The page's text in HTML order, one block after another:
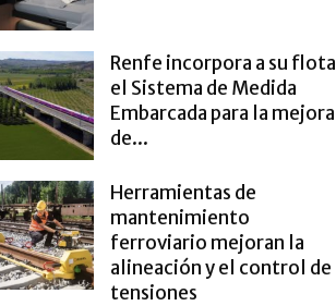
Renfe incorpora a su flota
el Sistema de Medida
Embarcada para la mejora
de...
Herramientas de
mantenimiento
ferroviario mejoran la
alineación y el control de
tensiones